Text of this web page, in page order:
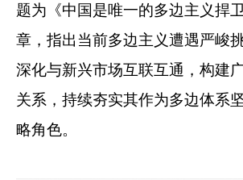
题为《中国是唯一的多边主义捍
章，指出当前多边主义遭遇严峻
深化与新兴市场互联互通，构建
关系，持续夯实其作为多边体系
略角色。